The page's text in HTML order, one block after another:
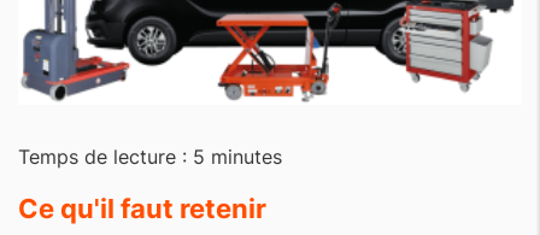
Temps de lecture : 5 minutes
Ce qu'il faut retenir